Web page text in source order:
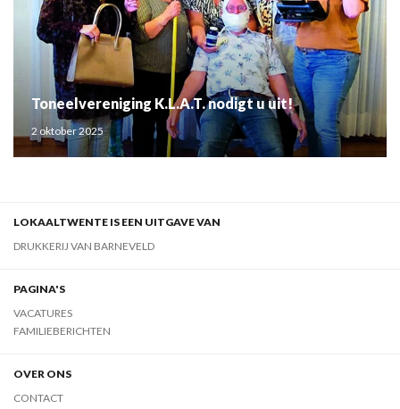
Toneelvereniging K.L.A.T. nodigt u uit!
2 oktober 2025
LOKAALTWENTE IS EEN UITGAVE VAN
DRUKKERIJ VAN BARNEVELD
PAGINA'S
VACATURES
FAMILIEBERICHTEN
OVER ONS
CONTACT